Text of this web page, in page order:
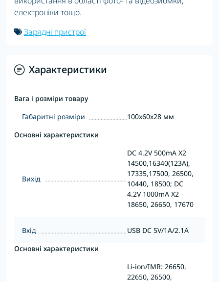
електроніки тощо.
Зарядні пристрої
Характеристики
Вага і розміри товару
Габаритні розміри
100x60x28 мм
Основні характеристики
Вихід
DC 4.2V 500mA X2
14500,16340(123A),
17335,17500, 26500,
10440, 18500; DC
4.2V 1000mA X2
18650, 26650, 17670
Вхід
USB DC 5V/1A/2.1А
Основні характеристики
Li-ion/IMR: 26650,
22650, 26500,